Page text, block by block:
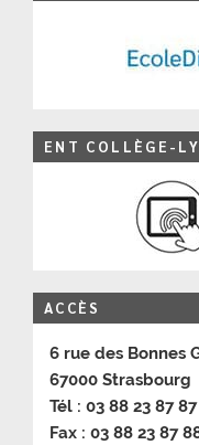
ENT COLLÈGE-
ACCÈS
6 rue des Bonnes
67000 Strasbourg
Tél : 03 88 23 87 87
Fax : 03 88 23 87